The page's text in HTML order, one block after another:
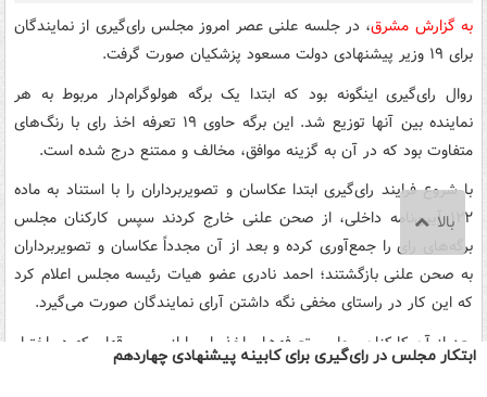
ابتکار مجلس در رای‌گیری برای کابینه پیشنهادی چهاردهم